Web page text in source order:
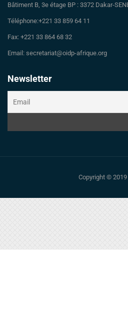
Bâtiment B, 3e étage BP : 3372 Dakar-
Téléphone:+221 33 859 64 11
Fax: +221 33 864 68 32
Email: secretariat@oidp-afrique.org
Newsletter
Copyright © 2019